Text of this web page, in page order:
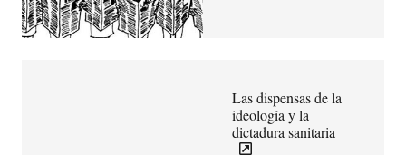
Las dispensas de la
ideología y la
dictadura sanitaria